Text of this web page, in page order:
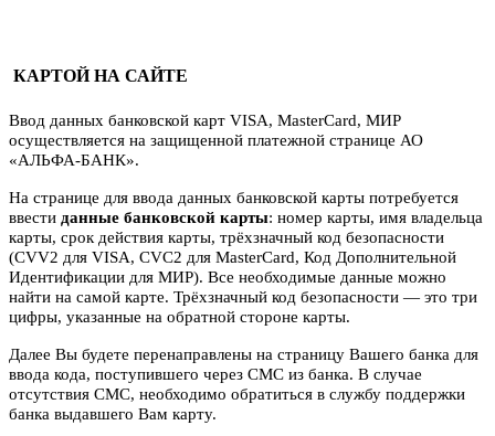
КАРТОЙ НА САЙТЕ
Ввод данных банковской карт VISA, MasterCard, МИР
осуществляется на защищенной платежной странице АО
«АЛЬФА-БАНК».
На странице для ввода данных банковской карты потребуется
ввести данные банковской карты: номер карты, имя владельца
карты, срок действия карты, трёхзначный код безопасности
(CVV2 для VISA, CVC2 для MasterCard, Код Дополнительной
Идентификации для МИР). Все необходимые данные можно
найти на самой карте. Трёхзначный код безопасности — это три
цифры, указанные на обратной стороне карты.
Далее Вы будете перенаправлены на страницу Вашего банка для
ввода кода, поступившего через СМС из банка. В случае
отсутствия СМС, необходимо обратиться в службу поддержки
банка выдавшего Вам карту.